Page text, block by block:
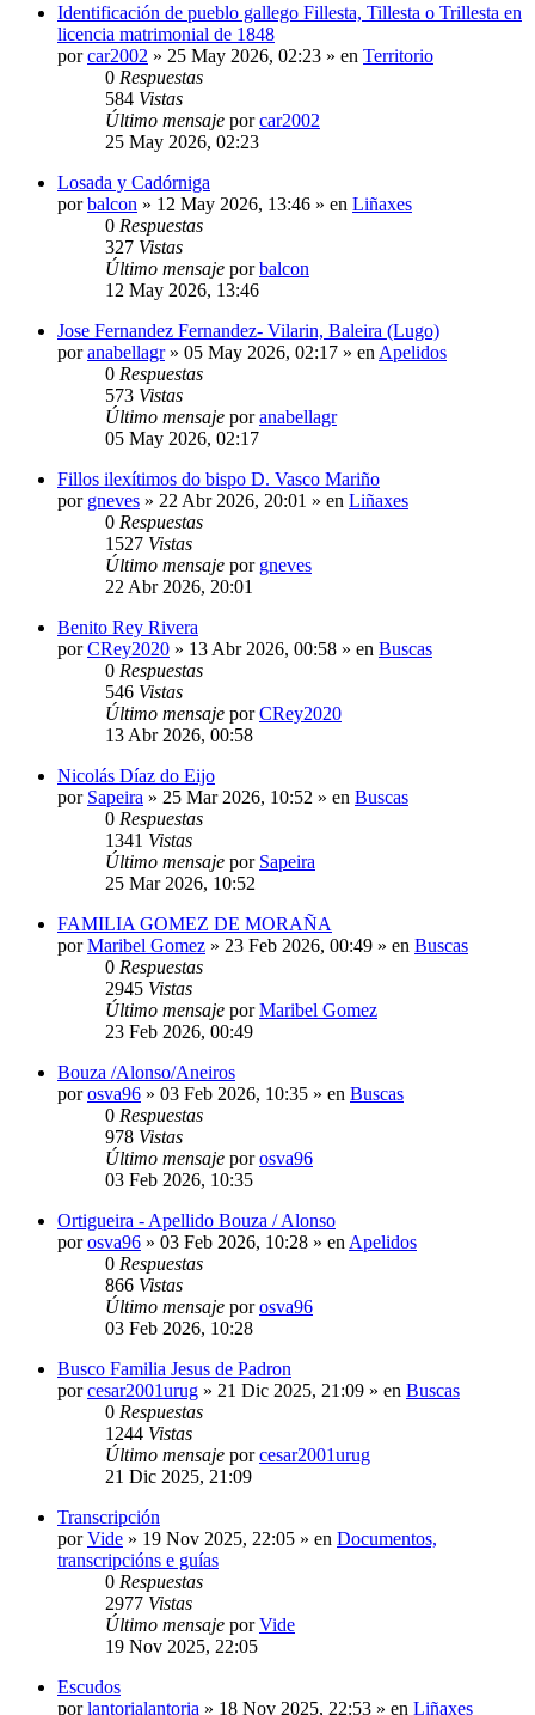
Identificación de pueblo gallego Fillesta, Tillesta o Trillesta en
licencia matrimonial de 1848
porcar2002 » 25 May 2026, 02:23 » en Territorio
0 Respuestas
584 Vistas
Último mensaje porcar2002
25 May 2026, 02:23
Losada y Cadórniga
porbalcon » 12 May 2026, 13:46 » en Liñaxes
0 Respuestas
327 Vistas
Último mensaje porbalcon
12 May 2026, 13:46
Jose Fernandez Fernandez- Vilarin, Baleira (Lugo)
poranabellagr» 05 May 2026, 02:17 » en Apelidos
0 Respuestas
573 Vistas
Último mensaje poranabellagr
05 May 2026, 02:17
Fillos ilexítimos do bispo D. Vasco Mariño
por gneves » 22 Abr 2026, 20:01 » en Liñaxes
0 Respuestas
1527 Vistas
Último mensaje por gneves
22 Abr 2026, 20:01
Benito Rey Rivera
porCRey2020 » 13 Abr 2026, 00:58 » en Buscas
0 Respuestas
546 Vistas
Último mensaje porCRey2020
13 Abr 2026, 00:58
Nicolás Díaz do Eijo
por Sapeira » 25 Mar 2026, 10:52 » en Buscas
0 Respuestas
1341 Vistas
Último mensaje por Sapeira
25 Mar 2026, 10:52
FAMILIA GOMEZ DE MORAÑA
porMaribel Gomez » 23 Feb 2026, 00:49 » en Buscas
0 Respuestas
2945 Vistas
Último mensaje porMaribel Gomez
23 Feb 2026, 00:49
Bouza /Alonso/Aneiros
porosva96 » 03 Feb 2026, 10:35 » en Buscas
0 Respuestas
978 Vistas
Último mensaje porosva96
03 Feb 2026, 10:35
Ortigueira - Apellido Bouza / Alonso
porosva96 » 03 Feb 2026, 10:28 » en Apelidos
0 Respuestas
866 Vistas
Último mensaje porosva96
03 Feb 2026, 10:28
Busco Familia Jesus de Padron
porcesar2001urug » 21 Dic 2025, 21:09 » en Buscas
0 Respuestas
1244 Vistas
Último mensaje porcesar2001urug
21 Dic 2025, 21:09
Transcripción
porVide » 19 Nov 2025, 22:05 » en Documentos,
transcripcións e guías
0 Respuestas
2977 Vistas
Último mensaje porVide
19 Nov 2025, 22:05
Escudos
porlantorialantoria » 18 Nov 2025, 22:53 » en Liñaxes